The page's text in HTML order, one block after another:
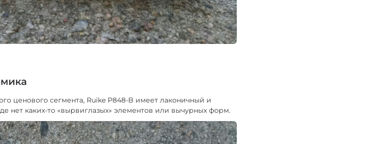
ценового сегмента, Ruike P848-B имеет лаконичный и
нет каких-то «вырвиглазых» элементов или вычурных форм.